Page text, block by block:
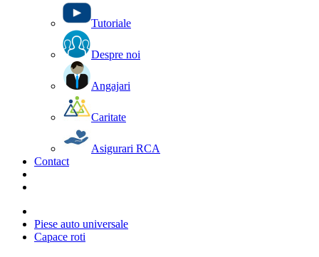
Tutoriale
Despre noi
Angajari
Caritate
Asigurari RCA
Contact
Piese auto universale
Capace roti